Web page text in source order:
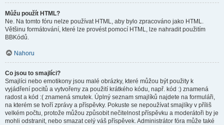
Můžu použít HTML?
Ne. Na tomto fóru nelze používat HTML, aby bylo zpracováno jako HTML.
Většinu formátování, které lze provést pomocí HTML, lze nahradit použitím
BBKódů.
Nahoru
Co jsou to smajlíci?
Smajlíci nebo emotikony jsou malé obrázky, které můžou být použity k
vyjádření pocitů a vytvořeny za použití krátkého kódu, např. kód :) znamená
radost a kód :( znamená smutek. Úplný seznam smajlíků najdete na formuláři,
na kterém se tvoří zprávy a příspěvky. Pokuste se nepoužívat smajlíky v příliš
velkém počtu, protože můžou způsobit nečitelnost příspěvku a moderátoři by je
mohli odstranit, nebo smazat celý váš příspěvek. Administrátor fóra může také